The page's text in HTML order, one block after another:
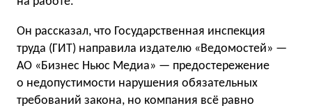
Он рассказал, что Государственная инспекция
труда (ГИТ) направила издателю «Ведомостей» —
АО «Бизнес Ньюс Медиа» — предостережение
о недопустимости нарушения обязательных
требований закона, но компания всё равно